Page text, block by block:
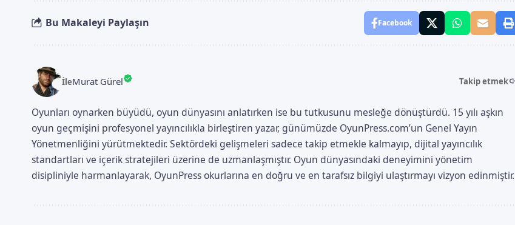
Bu Makaleyi Paylaşın Facebook
İleMurat Gürel Takip etmek
Oyunları oynarken büyüdü, oyun dünyasını anlatırken ise bu tutkusunu mesleğe dönüştürdü. 15 yılı aşkın
oyun geçmişini profesyonel yayıncılıkla birleştiren yazar, günümüzde OyunPress.com’un Genel Yayın
Yönetmenliğini yürütmektedir. Sektördeki gelişmeleri sadece takip etmekle kalmayıp, dijital yayıncılık
standartları ve içerik stratejileri üzerine de uzmanlaşmıştır. Oyun dünyasındaki deneyimini yönetim
disipliniyle harmanlayarak, OyunPress okurlarına en doğru ve en tarafsız bilgiyi ulaştırmayı vizyon edinmiştir.